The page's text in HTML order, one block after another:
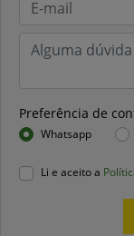
Preferência de
Whatsapp
Li e aceito a